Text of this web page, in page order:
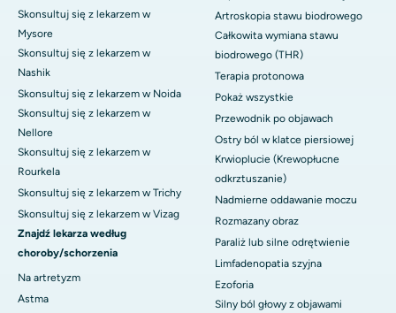
Skonsultuj się z lekarzem w
Mysore
Skonsultuj się z lekarzem w
Nashik
Skonsultuj się z lekarzem w Noida
Skonsultuj się z lekarzem w
Nellore
Skonsultuj się z lekarzem w
Rourkela
Skonsultuj się z lekarzem w Trichy
Skonsultuj się z lekarzem w Vizag
Znajdź lekarza według
choroby/schorzenia
Na artretyzm
Astma
Artroskopia stawu biodrowego
Całkowita wymiana stawu
biodrowego (THR)
Terapia protonowa
Pokaż wszystkie
Przewodnik po objawach
Ostry ból w klatce piersiowej
Krwioplucie (Krewopłucne
odkrztuszanie)
Nadmierne oddawanie moczu
Rozmazany obraz
Paraliż lub silne odrętwienie
Limfadenopatia szyjna
Ezoforia
Silny ból głowy z objawami